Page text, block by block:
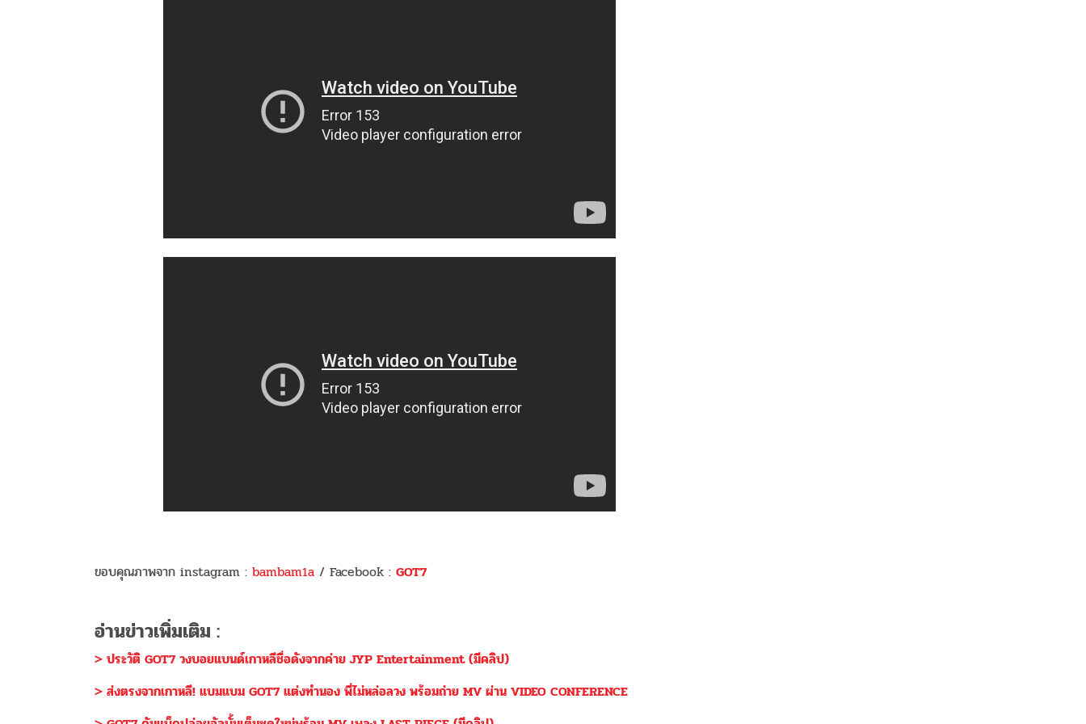
ขอบคุณภาพจาก instagram : bambam1a / Facebook : GOT7
อ่านข่าวเพิ่มเติม :
> ประวัติ GOT7 วงบอยแบนด์เกาหลีชื่อดังจากค่าย JYP Entertainment (มีคลิป)
> ส่งตรงจากเกาหลี! แบมแบม GOT7 แต่งทำนอง พี่ไม่หล่อลวง พร้อมถ่าย MV ผ่าน VIDEO CONFERENCE